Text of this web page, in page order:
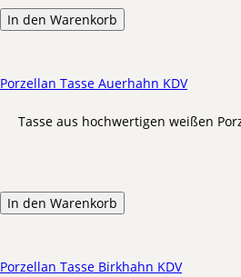
In den Warenkorb
Porzellan Tasse Auerhahn KDV
Tasse aus hochwertigen weißen
In den Warenkorb
Porzellan Tasse Birkhahn KDV